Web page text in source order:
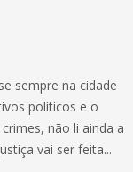
sempre na cidade
políticos e o
não li ainda a
vai ser feita...